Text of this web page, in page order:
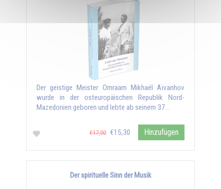
Der geistige Meister Omraam Mikhaël Aïvanhov
wurde in der osteuropäischen Republik Nord-
Mazedonien geboren und lebte ab seinem 37...
€17,00 €15,30 Hinzufügen
Der spirituelle Sinn der Musik